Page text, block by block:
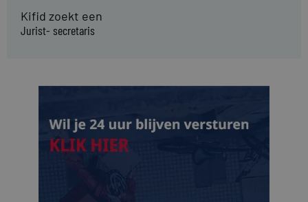
Kifid zoekt een
Jurist- secretaris